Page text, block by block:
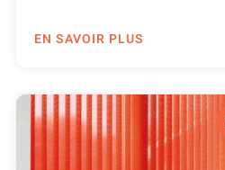
EN SAVOIR PLUS